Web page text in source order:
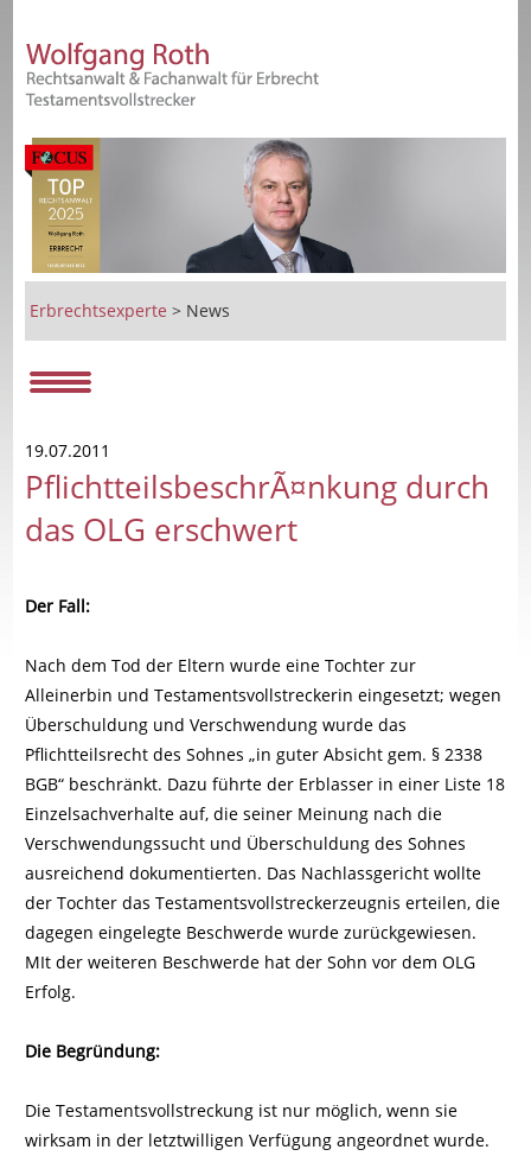
Erbrechtsexperte > News
19.07.2011
PflichtteilsbeschrÃ¤nkung durch
das OLG erschwert
Der Fall:
Nach dem Tod der Eltern wurde eine Tochter zur
Alleinerbin und Testamentsvollstreckerin eingesetzt; wegen
Überschuldung und Verschwendung wurde das
Pflichtteilsrecht des Sohnes „in guter Absicht gem. § 2338
BGB“ beschränkt. Dazu führte der Erblasser in einer Liste 18
Einzelsachverhalte auf, die seiner Meinung nach die
Verschwendungssucht und Überschuldung des Sohnes
ausreichend dokumentierten. Das Nachlassgericht wollte
der Tochter das Testamentsvollstreckerzeugnis erteilen, die
dagegen eingelegte Beschwerde wurde zurückgewiesen.
MIt der weiteren Beschwerde hat der Sohn vor dem OLG
Erfolg.
Die Begründung:
Die Testamentsvollstreckung ist nur möglich, wenn sie
wirksam in der letztwilligen Verfügung angeordnet wurde.